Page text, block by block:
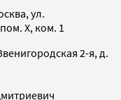
ул.
X, ком. 1
2-я, д.